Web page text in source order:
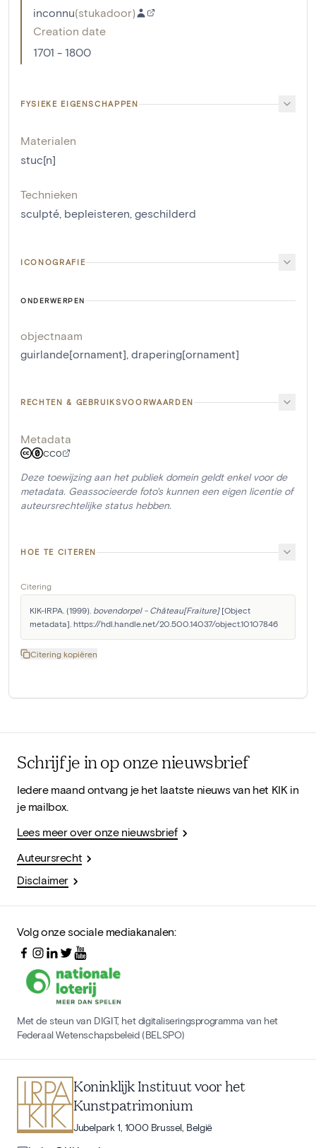
inconnu(stukadoor)
Creation date
1701 - 1800
FYSIEKE EIGENSCHAPPEN
Materialen
stuc[n]
Technieken
sculpté, bepleisteren, geschilderd
ICONOGRAFIE
ONDERWERPEN
objectnaam
guirlande[ornament], drapering[ornament]
RECHTEN & GEBRUIKSVOORWAARDEN
Metadata
CC0
Deze toewijzing aan het publiek domein geldt enkel voor de
metadata. Geassocieerde foto's kunnen een eigen licentie of
auteursrechtelijke status hebben.
HOE TE CITEREN
Citering
KIK-IRPA. (1999). bovendorpel - Château[Fraiture] [Object
metadata]. https://hdl.handle.net/20.500.14037/object.10107846
Citering kopiëren
Schrijf je in op onze nieuwsbrief
Iedere maand ontvang je het laatste nieuws van het KIK in
je mailbox.
Lees meer over onze nieuwsbrief
Auteursrecht
Disclaimer
Volg onze sociale mediakanalen:
Met de steun van DIGIT, het digitaliseringsprogramma van het
Federaal Wetenschapsbeleid (BELSPO)
Koninklijk Instituut voor het
Kunstpatrimonium
Jubelpark 1, 1000 Brussel, België